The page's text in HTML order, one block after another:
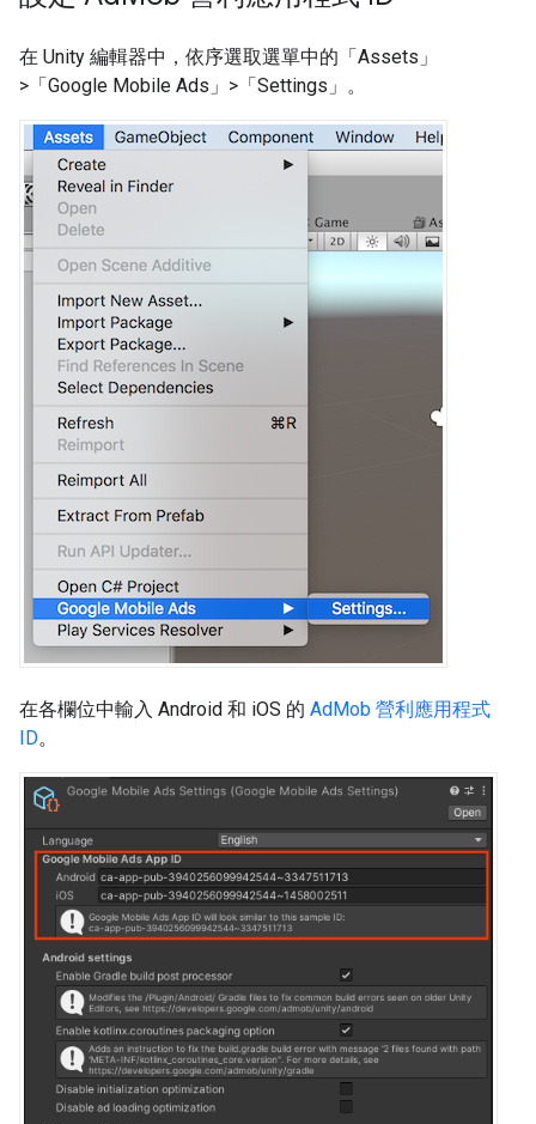
在 Unity 編輯器中，依序選取選單中的「Assets」
>「Google Mobile Ads」>「Settings」 。
在各欄位中輸入 Android 和 iOS 的 AdMob 營利應用程式
ID。